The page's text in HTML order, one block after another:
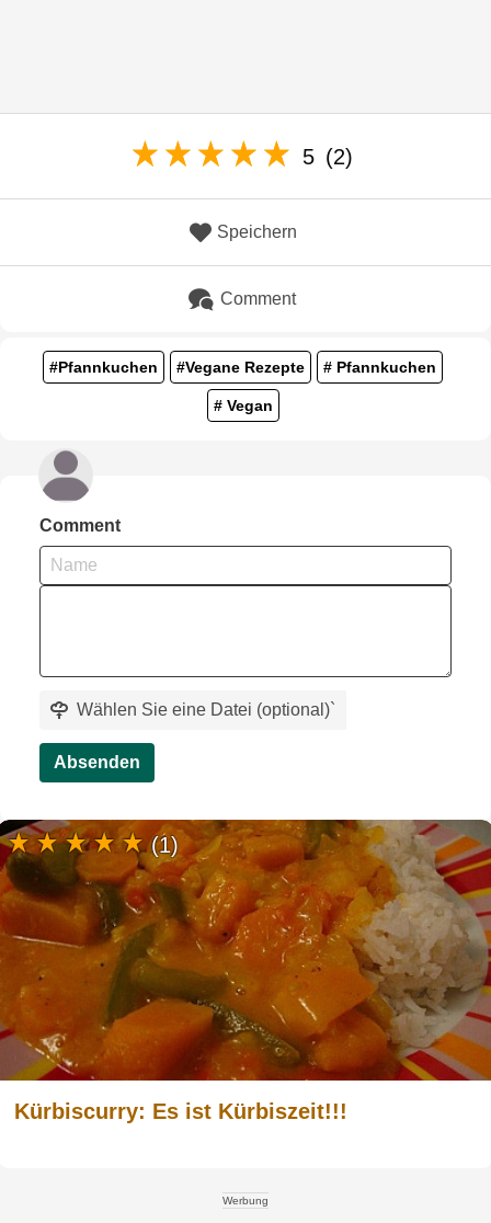
5 (2)
Speichern
Comment
#Pfannkuchen #Vegane Rezepte # Pfannkuchen
# Vegan
Comment
Wählen Sie eine Datei (optional)`
Absenden
Kürbiscurry: Es ist Kürbiszeit!!!
(1)
Werbung